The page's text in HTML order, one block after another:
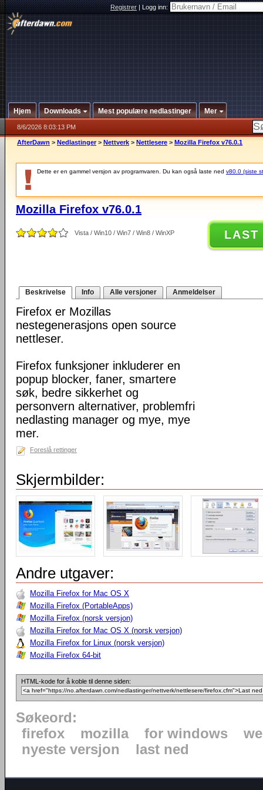
Registrer|Logg inn:
Hjem Downloads Mest populære nedlastinger Mer
8/6/2026 8:03:13 PM
AfterDawn > Nedlastinger > Nettverk > Nettlesere > Mozilla Firefox v76.0.1
Dette er en gammel versjon av programvaren. Du kan også laste ned v80.0 (siste
Mozilla Firefox v76.0.1
Vista / Win10 / Win7 / Win8 / WinXP LAST
Beskrivelse Info Alle versjoner Anmeldelser
Firefox er Mozillas
nestegenerasjons open source
nettleser.
Firefox funksjoner inkluderer en
popup blocker, faner, smartere
søk, bedre sikkerhet og
personvern alternativer, problemfri
nedlasting manager og mye, mye
mer.
Foreslå rettinger
Skjermbilder:
Andre utgaver:
Mozilla Firefox for Mac OS X
Mozilla Firefox (PortableApps)
Mozilla Firefox (norsk versjon)
Mozilla Firefox for Mac OS X (norsk versjon)
Mozilla Firefox for Linux (norsk versjon)
Mozilla Firefox 64-bit
HTML-kode for å koble til denne siden:
Søkeord:
firefox
mozilla for windows
nyeste versjon
last ned